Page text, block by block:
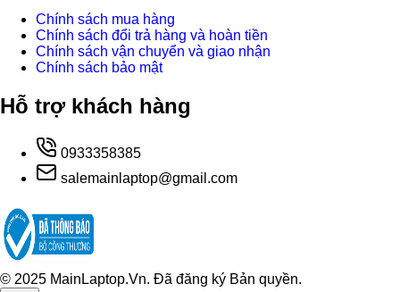
Chính sách mua hàng
Chính sách đổi trả hàng và hoàn tiền
Chính sách vận chuyển và giao nhận
Chính sách bảo mật
Hỗ trợ khách hàng
0933358385
salemainlaptop@gmail.com
© 2025 MainLaptop.Vn. Đã đăng ký Bản quyền.